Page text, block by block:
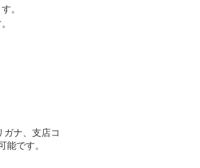
。
ナ、支店コ
能です。